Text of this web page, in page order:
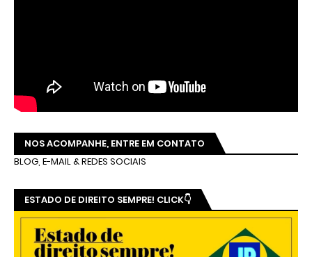
NOS ACOMPANHE, ENTRE EM CONTATO
BLOG, E-MAIL & REDES SOCIAIS
ESTADO DE DIREITO SEMPRE! CLICK👇